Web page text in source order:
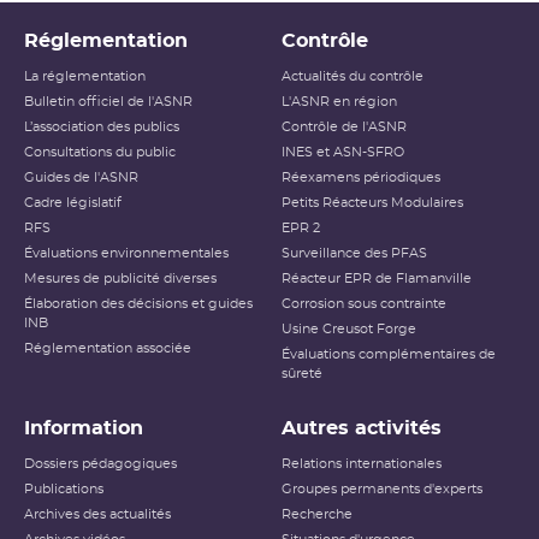
Réglementation
La réglementation
Bulletin officiel de l'ASNR
L’association des publics
Consultations du public
Guides de l'ASNR
Cadre législatif
RFS
Évaluations environnementales
Mesures de publicité diverses
Élaboration des décisions et guides
INB
Réglementation associée
Contrôle
Actualités du contrôle
L'ASNR en région
Contrôle de l'ASNR
INES et ASN-SFRO
Réexamens périodiques
Petits Réacteurs Modulaires
EPR 2
Surveillance des PFAS
Réacteur EPR de Flamanville
Corrosion sous contrainte
Usine Creusot Forge
Évaluations complémentaires de
sûreté
Information
Dossiers pédagogiques
Publications
Archives des actualités
Autres activités
Relations internationales
Groupes permanents d'experts
Recherche